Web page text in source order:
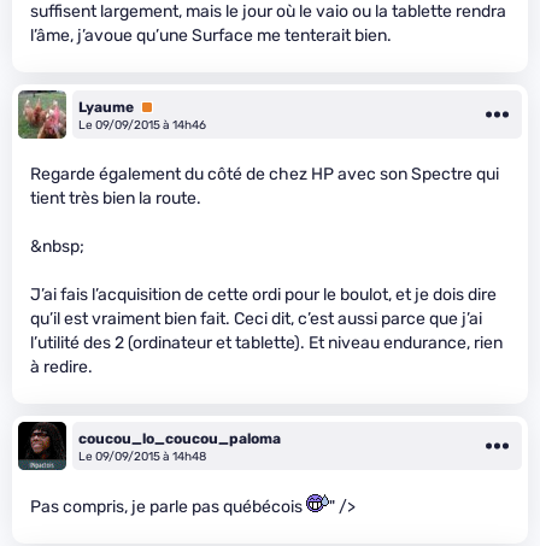
suffisent largement, mais le jour où le vaio ou la tablette rendra
l’âme, j’avoue qu’une Surface me tenterait bien.
Lyaume Premium
Le 09/09/2015 à 14h46
Regarde également du côté de chez HP avec son Spectre qui
tient très bien la route.
&nbsp;
J’ai fais l’acquisition de cette ordi pour le boulot, et je dois dire
qu’il est vraiment bien fait. Ceci dit, c’est aussi parce que j’ai
l’utilité des 2 (ordinateur et tablette). Et niveau endurance, rien
à redire.
coucou_lo_coucou_paloma
Le 09/09/2015 à 14h48
Pas compris, je parle pas québécois " />